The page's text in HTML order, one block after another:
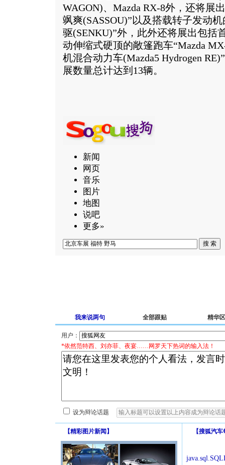
WAGON)、Mazda RX-8外，还将展
飒爽(SASSOU)”以及搭载转子发动
驱(SENKU)”外，此外还将展出包括
动伸缩式硬顶的敞篷跑车“Mazda
机混合动力车(Mazda5 Hydrogen
展数量总计达到13辆。
新闻
网页
音乐
图片
地图
说吧
更多»
我来说两句 全部跟贴 精华区
用户：
*依然范特西、刘亦菲、夜宴……网罗天下热词的输入法！
设为辩论话题
【精彩图片新闻 】 【搜狐汽车